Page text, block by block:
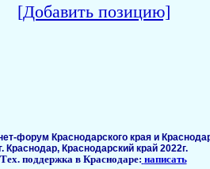
[Добавить позицию]
форум Краснодарского края и
Краснодар, Краснодарский край 2022г.
Тех. поддержка в Краснодаре: написать